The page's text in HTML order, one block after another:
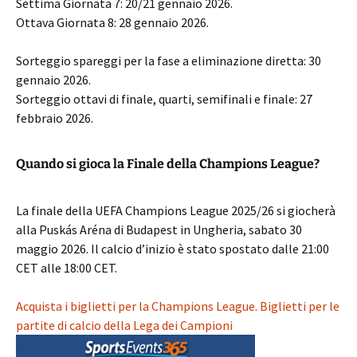
Settima Giornata 7: 20/21 gennaio 2026.
Ottava Giornata 8: 28 gennaio 2026.
Sorteggio spareggi per la fase a eliminazione diretta: 30
gennaio 2026.
Sorteggio ottavi di finale, quarti, semifinali e finale: 27
febbraio 2026.
Quando si gioca la Finale della Champions League?
La finale della UEFA Champions League 2025/26 si giocherà
alla Puskás Aréna di Budapest in Ungheria, sabato 30
maggio 2026. Il calcio d’inizio è stato spostato dalle 21:00
CET alle 18:00 CET.
Acquista i biglietti per la Champions League. Biglietti per le
partite di calcio della Lega dei Campioni